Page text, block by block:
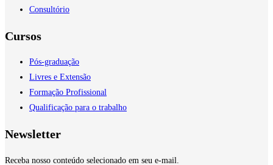
Consultório
Cursos
Pós-graduação
Livres e Extensão
Formação Profissional
Qualificação para o trabalho
Newsletter
Receba nosso conteúdo selecionado em seu e-mail.